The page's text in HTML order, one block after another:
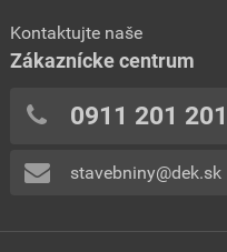
Kontaktujte naše
Zákaznícke centrum
0911 201 201
stavebniny@dek.sk